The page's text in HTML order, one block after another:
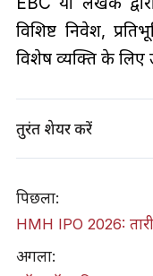
विशिष्ट निवेश,
विशेष व्यक्ति के लिए
तुरंत शेयर करें
पिछला:
HMH IPO 2026:
अगला: